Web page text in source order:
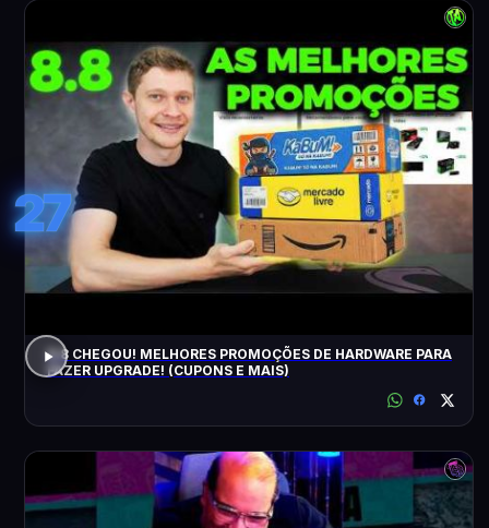
27
8.8 CHEGOU! MELHORES PROMOÇÕES DE HARDWARE PARA
FAZER UPGRADE! (CUPONS E MAIS)